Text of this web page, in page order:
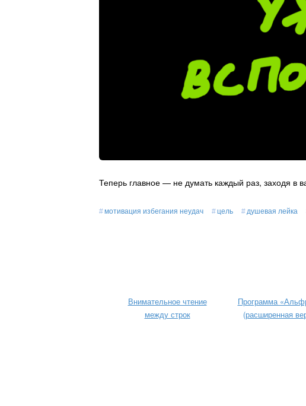
Теперь главное — не думать каждый раз, заходя в
мотивация избегания неудач цель душевая лейка
Внимательное чтение
между строк
Программа
(расширенная